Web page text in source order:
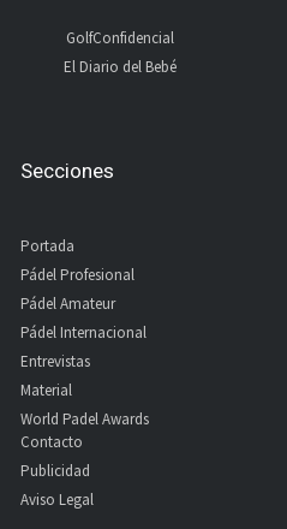
GolfConfidencial
El Diario del Bebé
Secciones
Portada
Pádel Profesional
Pádel Amateur
Pádel Internacional
Entrevistas
Material
World Padel Awards
Contacto
Publicidad
Aviso Legal